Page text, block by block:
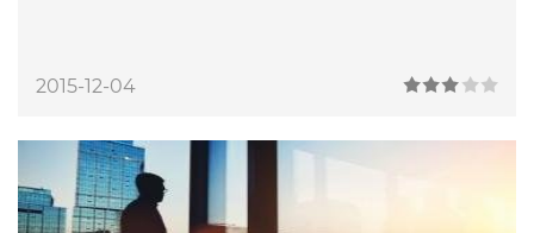
2015-12-04